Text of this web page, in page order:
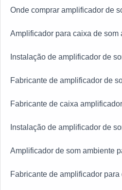
Onde comprar amplificador de
Amplificador para caixa de som
Instalação de amplificador de
Fabricante de amplificador de
Fabricante de caixa
Instalação de amplificador de
Amplificador de som ambiente
Fabricante de amplificador para